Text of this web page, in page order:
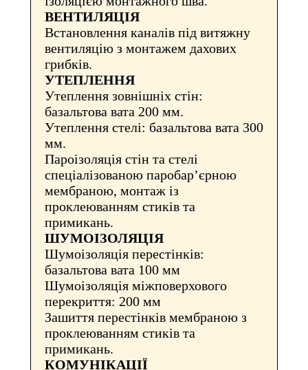
ВЕНТИЛЯЦІЯ
Встановлення каналів під витяжну
вентиляцію з монтажем дахових
грибків.
УТЕПЛЕННЯ
Утеплення зовнішніх стін:
базальтова вата 200 мм.
Утеплення стелі: базальтова вата 300
мм.
Пароізоляція стін та стелі
спеціалізованою паробар’єрною
мембраною, монтаж із
проклеюванням стиків та
примикань.
ШУМОІЗОЛЯЦІЯ
Шумоізоляція перестінків:
базальтова вата 100 мм
Шумоізоляція міжповерхового
перекриття: 200 мм
Зашиття перестінків мембраною з
проклеюванням стиків та
примикань.
КОМУНІКАЦІЇ